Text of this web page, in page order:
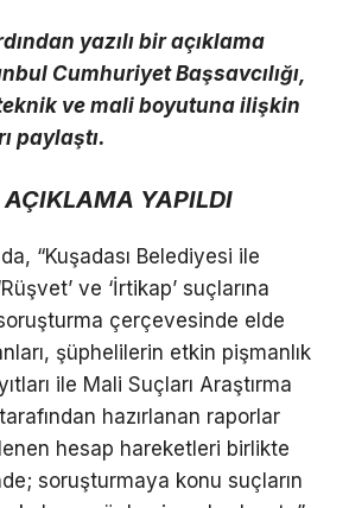
yazılı bir açıklama
Cumhuriyet Başsavcılığı,
ve mali boyutuna ilişkin
paylaştı.
YAPILDI
“Kuşadası Belediyesi ile
ve ‘İrtikap’ suçlarına
çerçevesinde elde
şüphelilerin etkin pişmanlık
ile Mali Suçları Araştırma
hazırlanan raporlar
hesap hareketleri birlikte
soruşturmaya konu suçların